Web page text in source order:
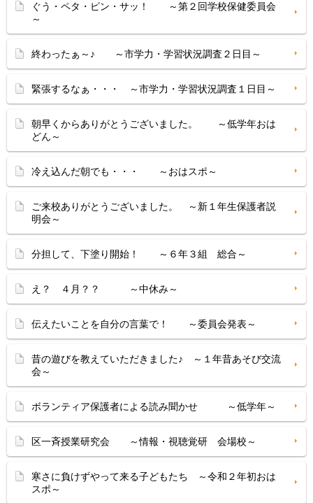
ぐう・ペタ・ピン・サッ！ ～第２回学校保健委員会
～
終わったぁ～♪ ～市学力・学習状況調査２日目～
緊張するなぁ・・・ ～市学力・学習状況調査１日目～
朝早くからありがとうございました。 ～低学年おは
どん～
冷え込んだ朝でも・・・ ～おはスポ～
ご来校ありがとうございました。 ～新１年生保護者説
明会～
分担して、下塗り開始！ ～６年３組 総合～
え？ ４月？？ ～中休み～
伝えたいことを自分の言葉で！ ～委員会発表～
昔の遊びを教えていただきました♪ ～１年昔あそび交流
会～
ボランティア保護者による読み聞かせ ～低学年～
区一斉授業研究会 ～情報・視聴覚研 会場校～
寒さに負けずやって来る子どもたち ～令和２年初おは
スポ～